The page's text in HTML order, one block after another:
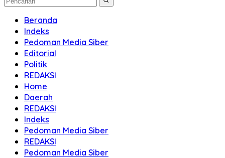
Beranda
Indeks
Pedoman Media Siber
Editorial
Politik
REDAKSI
Home
Daerah
REDAKSI
Indeks
Pedoman Media Siber
REDAKSI
Pedoman Media Siber